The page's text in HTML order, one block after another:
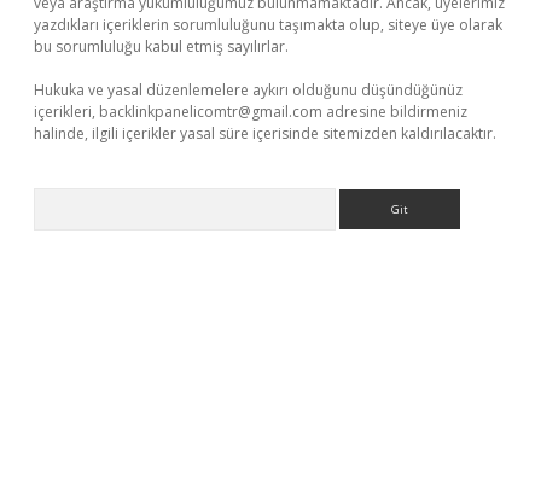
yazdıkları içeriklerin sorumluluğunu taşımakta olup, siteye üye olarak
bu sorumluluğu kabul etmiş sayılırlar.
Hukuka ve yasal düzenlemelere aykırı olduğunu düşündüğünüz
içerikleri, backlinkpanelicomtr@gmail.com adresine bildirmeniz
halinde, ilgili içerikler yasal süre içerisinde sitemizden kaldırılacaktır.